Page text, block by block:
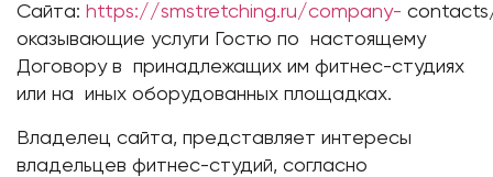
Сайта: https://smstretching.ru/company-
оказывающие услуги Гостю по настоящему
Договору в принадлежащих им фитнес-студиях
или на иных оборудованных площадках.
Владелец сайта, представляет интересы
владельцев фитнес-студий, согласно